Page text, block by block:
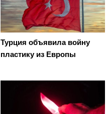
Турция объявила войну
пластику из Европы